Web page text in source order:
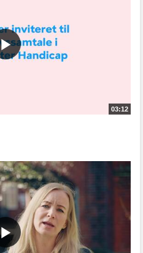
03:12